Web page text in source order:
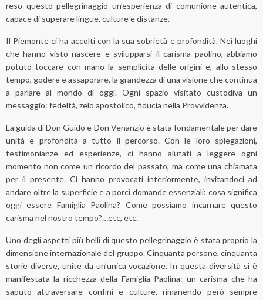
reso questo pellegrinaggio un’esperienza di comunione autentica,
capace di superare lingue, culture e distanze.
Il Piemonte ci ha accolti con la sua sobrietà e profondità. Nei luoghi
che hanno visto nascere e svilupparsi il carisma paolino, abbiamo
potuto toccare con mano la semplicità delle origini e, allo stesso
tempo, godere e assaporare, la grandezza di una visione che continua
a parlare al mondo di oggi. Ogni spazio visitato custodiva un
messaggio: fedeltà, zelo apostolico, fiducia nella Provvidenza.
La guida di Don Guido e Don Venanzio è stata fondamentale per dare
unità e profondità a tutto il percorso. Con le loro spiegazioni,
testimonianze ed esperienze, ci hanno aiutati a leggere ogni
momento non come un ricordo del passato, ma come una chiamata
per il presente. Ci hanno provocati interiormente, invitandoci ad
andare oltre la superficie e a porci domande essenziali: cosa significa
oggi essere Famiglia Paolina? Come possiamo incarnare questo
carisma nel nostro tempo?…etc, etc.
Uno degli aspetti più belli di questo pellegrinaggio è stata proprio la
dimensione internazionale del gruppo. Cinquanta persone, cinquanta
storie diverse, unite da un’unica vocazione. In questa diversità si è
manifestata la ricchezza della Famiglia Paolina: un carisma che ha
saputo attraversare confini e culture, rimanendo però sempre